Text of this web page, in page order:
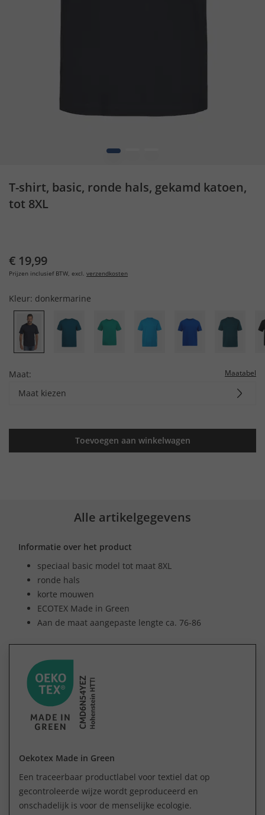
1
T-shirt, basic, ronde hals, gekamd katoen,
tot 8XL
€ 19,99
Prijzen inclusief BTW, excl. verzendkosten
Kleur: donkermarine
Maat: Maatabel
Maat kiezen
Toevoegen aan winkelwagen
Alle artikelgegevens
Informatie over het product
speciaal basic model tot maat 8XL
ronde hals
korte mouwen
ECOTEX Made in Green
Aan de maat aangepaste lengte ca. 76-86
Oekotex Made in Green
Een traceerbaar productlabel voor textiel dat op
gecontroleerde wijze wordt geproduceerd en
onschadelijk is voor de menselijke ecologie.